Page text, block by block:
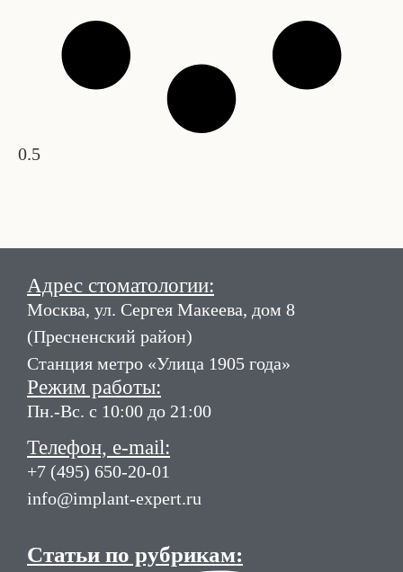
Адрес стоматологии:
Москва, ул. Сергея Макеева, дом 8
(Пресненский район)
Станция метро «Улица 1905 года»
Режим работы:
Пн.-Вс. с 10:00 до 21:00
Телефон, e-mail:
+7 (495) 650-20-01
info@implant-expert.ru
Статьи по рубрикам: